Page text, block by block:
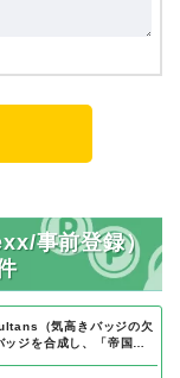
事前登録）
（気高きバッジの欠
ッジを合成し、「帝国五